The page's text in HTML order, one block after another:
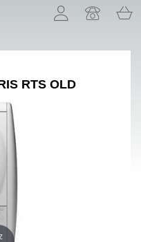
RTS OLD